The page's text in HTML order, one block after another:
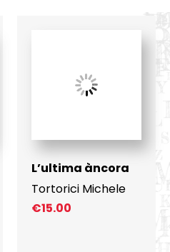
L’ultima àncora
Tortorici Michele
€15.00